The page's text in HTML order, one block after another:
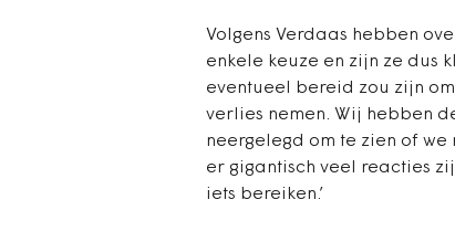
Volgens Verdaas hebben
enkele keuze en zijn ze dus
eventueel bereid zou zijn
verlies nemen. Wij hebben
neergelegd om te zien of
er gigantisch veel reacties
iets bereiken.’